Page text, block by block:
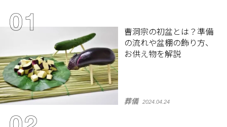
曹洞宗の初盆とは？準備
の流れや盆棚の飾り方、
お供え物を解説
葬儀 2024.04.24